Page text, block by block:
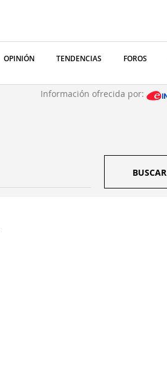
OPINIÓN TENDENCIAS FOROS
Información ofrecida por:
BUSCAR